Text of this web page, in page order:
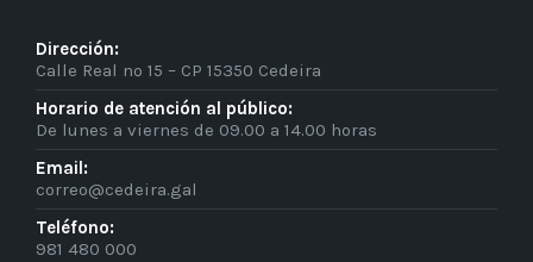
Dirección:
Calle Real nº 15 – CP 15350 Cedeira
Horario de atención al público:
De lunes a viernes de 09.00 a 14.00 horas
Email:
correo@cedeira.gal
Teléfono:
981 480 000